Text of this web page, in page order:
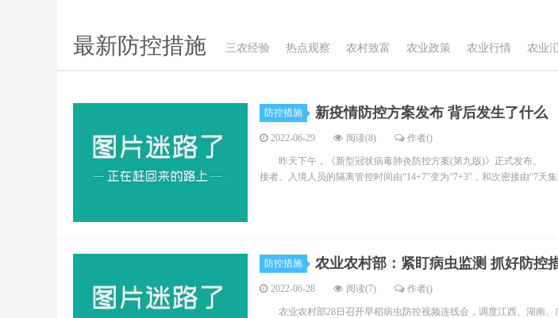
最新防控措施 三农经验 热点观察 农村致富 农业政策 农业行情 农业
防控措施 新疫情防控方案发布 背后发生了什么
2022-06-29 阅读(8) 作者()
昨天下午，《新型冠状病毒肺炎防控方案(第九版)》正式发布。
接者、入境人员的隔离管控时间由“14+7”变为“7+3”，和次密接由“7天
防控措施 农业农村部：紧盯病虫监测 抓好防控
2022-06-28 阅读(7) 作者()
农业农村部28日召开早稻病虫防控视频连线会，调度江西、湖南、